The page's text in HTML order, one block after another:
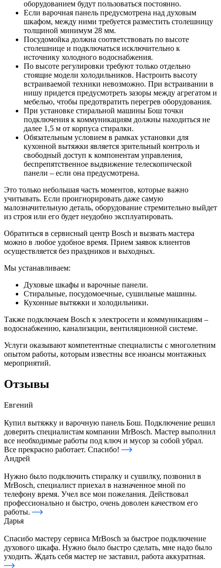
оборудованием будут пользоваться постоянно.
Если варочная панель предусмотрена над духовым
шкафом, между ними требуется разместить столешницу
толщиной минимум 28 мм.
Посудомойка должна соответствовать по высоте
столешнице и подключаться исключительно к
источнику холодного водоснабжения.
По высоте регулировки требуют только отдельно
стоящие модели холодильников. Настроить высоту
встраиваемой техники невозможно. При встраивании в
нишу придется предусмотреть зазоры между агрегатом и
мебелью, чтобы предотвратить перегрев оборудования.
При установке стиральной машины Бош точки
подключения к коммуникациям должны находиться не
далее 1,5 м от корпуса стиралки.
Обязательным условием в рамках установки для
кухонной вытяжки является зрительный контроль и
свободный доступ к компонентам управления,
беспрепятственное выдвижение телескопической
панели – если она предусмотрена.
Это только небольшая часть моментов, которые важно
учитывать. Если проигнорировать даже самую
малозначительную деталь, оборудование стремительно выйдет
из строя или его будет неудобно эксплуатировать.
Обратиться в сервисный центр Bosch и вызвать мастера
можно в любое удобное время. Прием заявок клиентов
осуществляется без праздников и выходных.
Мы устанавливаем:
Духовые шкафы и варочные панели.
Стиральные, посудомоечные, сушильные машины.
Кухонные вытяжки и холодильники.
Также подключаем Bosch к электросети и коммуникациям –
водоснабжению, канализации, вентиляционной системе.
Услуги оказывают компетентные специалисты с многолетним
опытом работы, которым известны все нюансы монтажных
мероприятий.
Отзывы
Евгений
Купил вытяжку и варочную панель Бош. Подключение решил
доверить специалистам компании MrBosch. Мастер выполнил
все необходимые работы под ключ и мусор за собой убрал.
Все прекрасно работает. Спасибо!
Андрей
Нужно было подключить стиралку и сушилку, позвонил в
MrBosch, специалист приехал в назначенное мной по
телефону время. Учел все мои пожелания. Действовал
профессионально и быстро, очень доволен качеством его
работы.
Дарья
Спасибо мастеру сервиса MrBosch за быстрое подключение
духового шкафа. Нужно было быстро сделать, мне надо было
уходить. Ждать себя мастер не заставил, работа аккуратная.